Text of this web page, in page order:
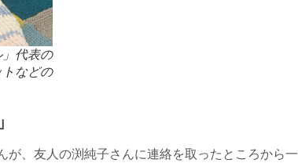
代表の
などの
、友人の渕純子さんに連絡を取ったところから一